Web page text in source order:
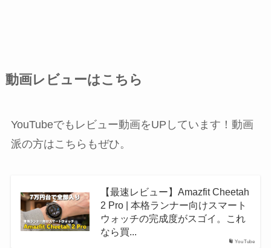
動画レビューはこちら
YouTubeでもレビュー動画をUPしています！動画
派の方はこちらもぜひ。
YouTube
【最速レビュー】Amazfit Cheetah
2 Pro | 本格ランナー向けスマート
ウォッチの完成度がスゴイ。これ
なら買...